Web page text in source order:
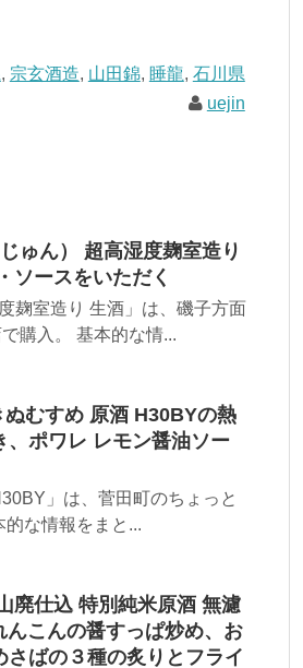
, 宗玄酒造, 山田錦, 睡龍, 石川県
uejin
ゅん） 超高湿度麹室造り
ソースをいただく
麹室造り 生酒」は、磯子方面
購入。 基本的な情...
むすめ 原酒 H30BYの熱
ポワレ レモン醤油ソー
」は、菅田町のちょっと
な情報をまと...
廃仕込 特別純米原酒 無濾
こんの醤すっぱ炒め、お
ばの３種の炙りとフライ